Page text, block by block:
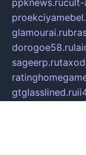
glamourai.ru
dorogoe58.ru
sageerp.ru
gtglasslined.ru